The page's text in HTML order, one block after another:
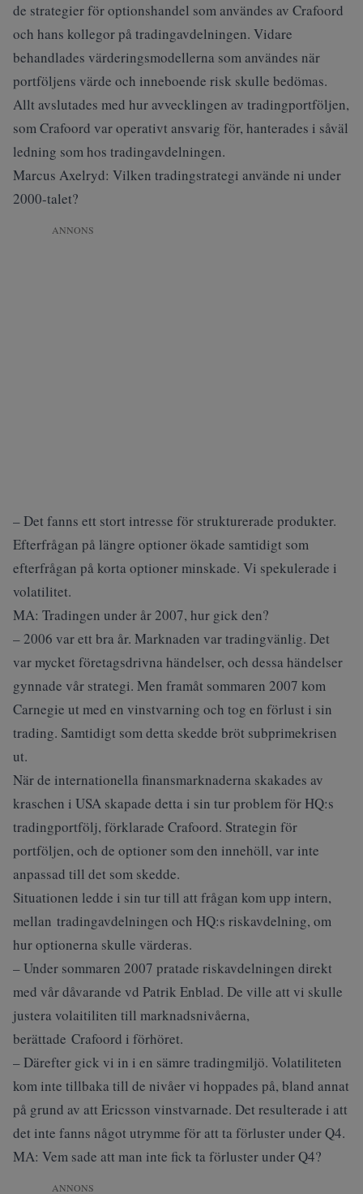
de strategier för optionshandel som användes av Crafoord
och hans kollegor på tradingavdelningen. Vidare
behandlades värderingsmodellerna som användes när
portföljens värde och inneboende risk skulle bedömas.
Allt avslutades med hur avvecklingen av tradingportföljen,
som Crafoord var operativt ansvarig för, hanterades i såväl
ledning som hos tradingavdelningen.
Marcus Axelryd: Vilken tradingstrategi använde ni under
2000-talet?
ANNONS
– Det fanns ett stort intresse för strukturerade produkter.
Efterfrågan på längre optioner ökade samtidigt som
efterfrågan på korta optioner minskade. Vi spekulerade i
volatilitet.
MA: Tradingen under år 2007, hur gick den?
– 2006 var ett bra år. Marknaden var tradingvänlig. Det
var mycket företagsdrivna händelser, och dessa händelser
gynnade vår strategi. Men framåt sommaren 2007 kom
Carnegie ut med en vinstvarning och tog en förlust i sin
trading. Samtidigt som detta skedde bröt subprimekrisen
ut.
När de internationella finansmarknaderna skakades av
kraschen i USA skapade detta i sin tur problem för HQ:s
tradingportfölj, förklarade Crafoord. Strategin för
portföljen, och de optioner som den innehöll, var inte
anpassad till det som skedde.
Situationen ledde i sin tur till att frågan kom upp intern,
mellan tradingavdelningen och HQ:s riskavdelning, om
hur optionerna skulle värderas.
– Under sommaren 2007 pratade riskavdelningen direkt
med vår dåvarande vd Patrik Enblad. De ville att vi skulle
justera volaitiliten till marknadsnivåerna,
berättade Crafoord i förhöret.
– Därefter gick vi in i en sämre tradingmiljö. Volatiliteten
kom inte tillbaka till de nivåer vi hoppades på, bland annat
på grund av att Ericsson vinstvarnade. Det resulterade i att
det inte fanns något utrymme för att ta förluster under Q4.
MA: Vem sade att man inte fick ta förluster under Q4?
ANNONS